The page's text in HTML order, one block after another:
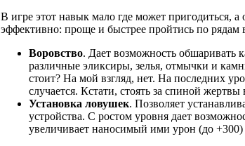
В игре этот навык мало где может пригодиться,
эффективно: проще и быстрее пройтись по рядам
Воровство. Дает возможность обшаривать
различные эликсиры, зелья, отмычки и
стоит? На мой взгляд, нет. На последних
случается. Кстати, стоять за спиной
Установка ловушек. Позволяет
устройства. С ростом уровня дает
увеличивает наносимый ими урон (до +300)